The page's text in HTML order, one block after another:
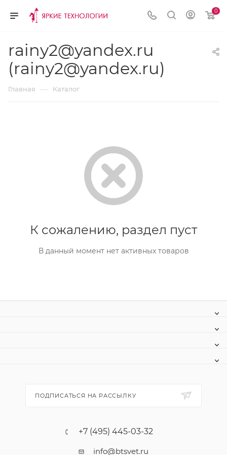
0
rainy2@yandex.ru
(rainy2@yandex.ru)
Главная — Каталог
К сожалению, раздел пуст
В данный момент нет активных товаров
ПОДПИСАТЬСЯ НА РАССЫЛКУ
+7 (495) 445-03-32
info@btsvet.ru